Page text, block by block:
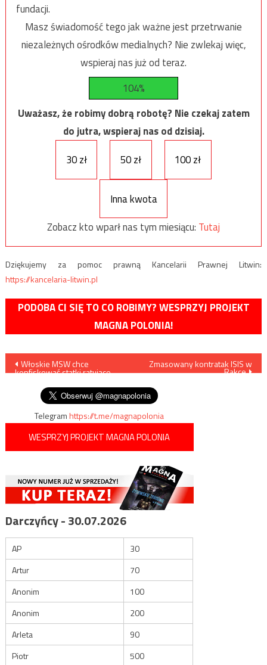
fundacji.
Masz świadomość tego jak ważne jest przetrwanie
niezależnych ośrodków medialnych? Nie zwlekaj więc,
wspieraj nas już od teraz.
104%
Uważasz, że robimy dobrą robotę? Nie czekaj zatem
do jutra, wspieraj nas od dzisiaj.
30 zł
50 zł 100 zł
Inna kwota
Zobacz kto wparł nas tym miesiącu: Tutaj
Dziękujemy za pomoc prawną Kancelarii Prawnej Litwin:
https://kancelaria-litwin.pl
PODOBA CI SIĘ TO CO ROBIMY? WESPRZYJ PROJEKT
MAGNA POLONIA!
Nawigacja
wpisu
Włoskie MSW chce
konfiskować statki ratujące
Zmasowany kontratak ISIS w
Rakce
Telegramhttps://t.me/magnapolonia
WESPRZYJ PROJEKT MAGNA POLONIA
Darczyńcy - 30.07.2026
AP
30
Artur
70
Anonim
100
Anonim
200
Arleta
90
Piotr
500